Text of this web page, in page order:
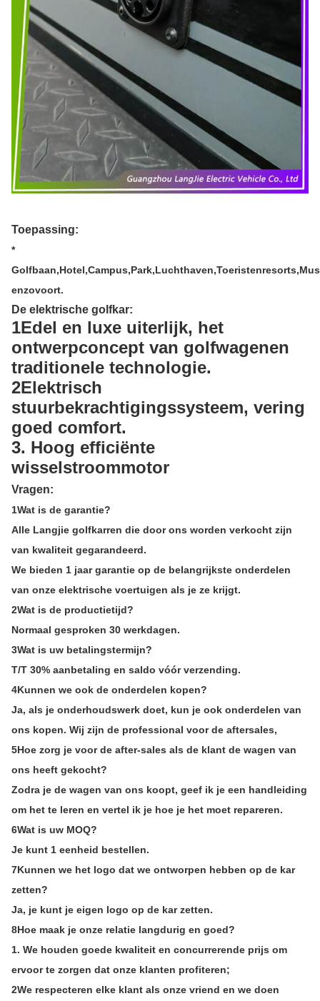
Toepassing:
*
enzovoort.
De elektrische golfkar:
1Edel en luxe uiterlijk, het
ontwerpconcept van golfwagenen
traditionele technologie.
2Elektrisch
stuurbekrachtigingssysteem, vering
goed comfort.
3. Hoog efficiënte
wisselstroommotor
Vragen:
1Wat is de garantie?
Alle Langjie golfkarren die door ons worden verkocht zijn
van kwaliteit gegarandeerd.
We bieden 1 jaar garantie op de belangrijkste onderdelen
van onze elektrische voertuigen als je ze krijgt.
2Wat is de productietijd?
Normaal gesproken 30 werkdagen.
3Wat is uw betalingstermijn?
T/T 30% aanbetaling en saldo vóór verzending.
4Kunnen we ook de onderdelen kopen?
Ja, als je onderhoudswerk doet, kun je ook onderdelen van
ons kopen. Wij zijn de professional voor de aftersales,
5Hoe zorg je voor de after-sales als de klant de wagen van
ons heeft gekocht?
Zodra je de wagen van ons koopt, geef ik je een handleiding
om het te leren en vertel ik je hoe je het moet repareren.
6Wat is uw MOQ?
Je kunt 1 eenheid bestellen.
7Kunnen we het logo dat we ontworpen hebben op de kar
zetten?
Ja, je kunt je eigen logo op de kar zetten.
8Hoe maak je onze relatie langdurig en goed?
1. We houden goede kwaliteit en concurrerende prijs om
ervoor te zorgen dat onze klanten profiteren;
2We respecteren elke klant als onze vriend en we doen